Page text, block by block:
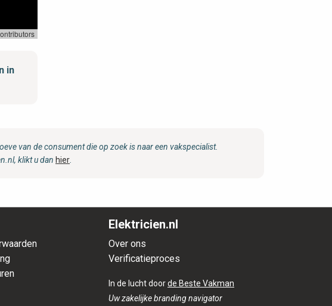
in
van de consument die op zoek is naar een vakspecialist.
klikt u dan hier
Elektricien.nl
Over ons
Verificatieproces
In de lucht doorde Beste Vakman
Uw zakelijke branding navigator